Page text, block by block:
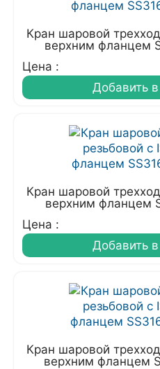
Кран шаровой
верхним фланцем
Цена :
Добавить
Кран шаровой
верхним фланцем
Цена :
Добавить
Кран шаровой
верхним фланцем